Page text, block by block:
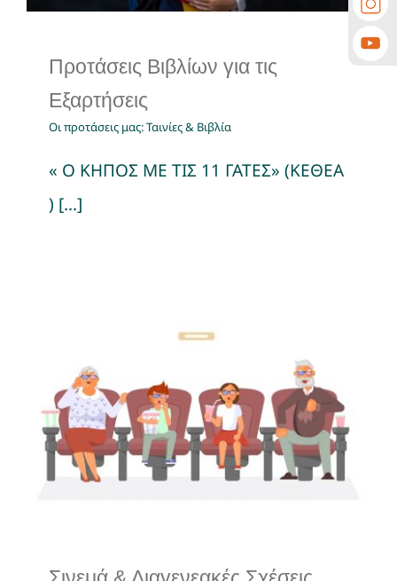
Προτάσεις Βιβλίων για τις
Εξαρτήσεις
Οι προτάσεις μας: Ταινίες & Βιβλία
« Ο ΚΗΠΟΣ ΜΕ ΤΙΣ 11 ΓΑΤΕΣ» (ΚΕΘΕΑ
) [...]
Σινεμά & Διαγενεακές
Σχέσεις
Οι προτάσεις μας: Ταινίες & Βιβλία